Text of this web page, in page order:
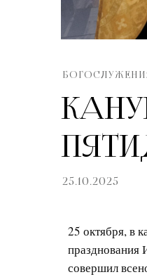
25.10.2025
25 октября, в
совершил